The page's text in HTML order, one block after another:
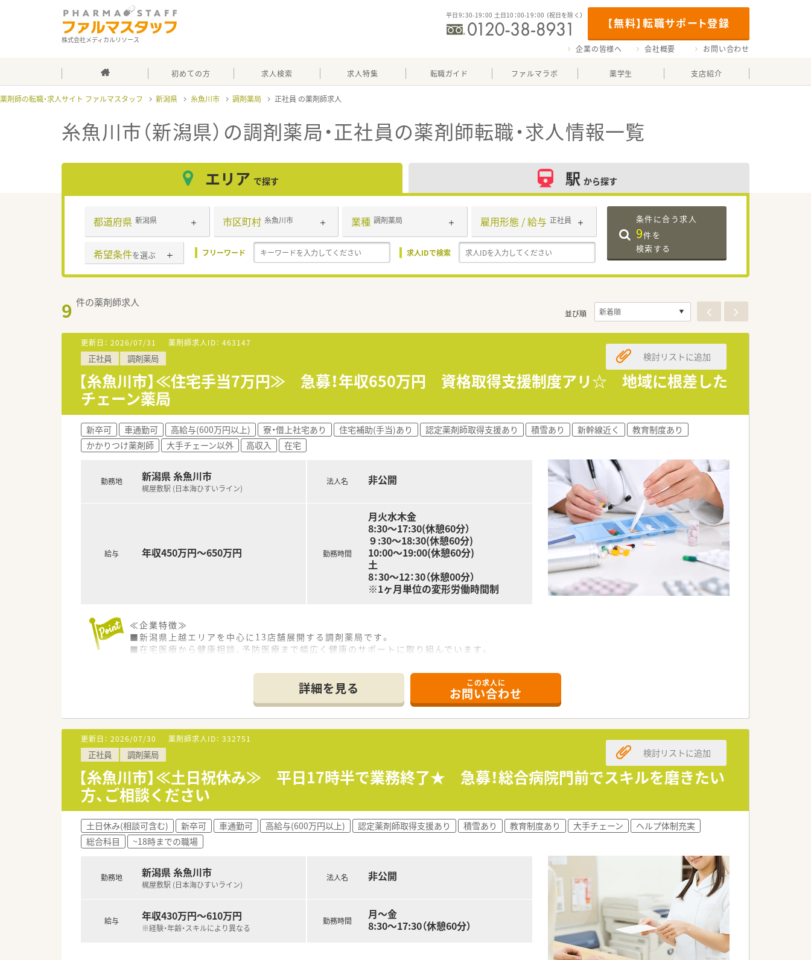
株式会社メディカルリソース
【無料】転職サポート登録
平日9：30-19：00 土日10：00-19：00 （祝日を除く）
企業の皆様へ 会社概要 お問い合わせ
初めての方 求人検索 求人特集 転職ガイド ファルマラボ 薬学生 支店紹介
薬剤師の転職・求人サイト ファルマスタッフ 新潟県 糸魚川市 調剤薬局 正社員
糸魚川市（新潟県）の調剤薬局・正社員の薬剤師転職・求人情報一覧
エリア で探す 駅 から探す
都道府県 新潟県 市区町村 糸魚川市 業種 調剤薬局 雇用形態 / 給与 正社員
希望条件を選ぶ フリーワード 求人IDで検索
条件に合う求人
9件を
検索する
9 件の薬剤師求人
並び順
更新日： 2026/07/31 薬剤師求人ID： 463147
正社員 調剤薬局
【糸魚川市】≪住宅手当7万円≫ 急募！年収650万円 資格取得支援制度アリ☆ 地域に根差した
チェーン薬局
検討リストに追加
新卒可 車通勤可 高給与(600万円以上) 寮・借上社宅あり 住宅補助(手当)あり 認定薬剤師取得支援あり 積雪あり 新幹線近く
教育制度あり
かかりつけ薬剤師
大手チェーン以外 高収入 在宅
勤務地 新潟県 糸魚川市
梶屋敷駅 (日本海ひすいライン)
給与 年収450万円～650万円
法人名 非公開
勤務時間
月火水木金
8:30～17:30(休憩60分）
９:30～18:30(休憩60分)
10:00～19:00(休憩60分)
土
8：30～12：30（休憩00分）
※1ヶ月単位の変形労働時間制
≪企業特徴≫
■新潟県上越エリアを中心に13店舗展開する調剤薬局です。
■在宅医療から健康相談、予防医療まで幅広く健康のサポートに取り組んでいます。
■内科と眼科の2科をメインに応需する薬局です。
■1日100枚以上の処方箋を応需しています。
■外来対応に加えて在宅業務にも取り組んでいます。
≪環境について≫
■認知症研修認定薬剤師、外来がん治療認定薬剤師、健康サポート薬局研修修了薬剤師など、各種認定・専門薬剤師の資格取得を積極的に
支援。費用補助などのサポートを行っています。
■認定実務実習指導薬剤師（薬学生の指導を行うことができる薬剤師）が多数在籍。薬学生の実務実習を積極的に受け入れています。
■全自動錠剤分包機、一包化・散剤監査支援システム、処方箋バーコードリーダーなど最新の機器を活用して、調剤過誤防止と待ち時間短
縮に努めています。
詳細を見る この求人に
お問い合わせ
更新日： 2026/07/30 薬剤師求人ID： 332751
正社員 調剤薬局
【糸魚川市】≪土日祝休み≫ 平日17時半で業務終了★ 急募！総合病院門前でスキルを磨きたい
方、ご相談ください
検討リストに追加
土日休み(相談可含む) 新卒可 車通勤可 高給与(600万円以上) 認定薬剤師取得支援あり 積雪あり 教育制度あり 大手チェーン
ヘルプ体制充実
総合科目
~18時までの職場
勤務地 新潟県 糸魚川市
梶屋敷駅 (日本海ひすいライン)
給与 年収430万円～610万円
※経験・年齢・スキルにより異なる
法人名 非公開
勤務時間
月～金
8:30～17:30（休憩60分）